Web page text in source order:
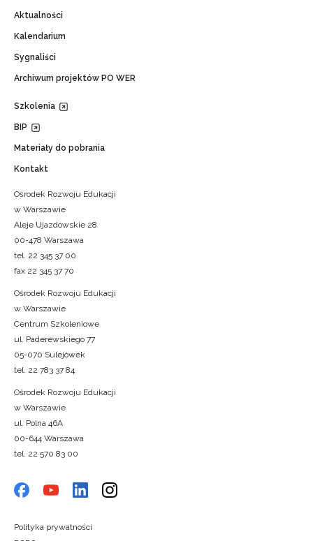
Aktualności
Kalendarium
Sygnaliści
Archiwum projektów PO WER
Szkolenia
BIP
Materiały do pobrania
Kontakt
Ośrodek Rozwoju Edukacji
w Warszawie
Aleje Ujazdowskie 28
00-478 Warszawa
tel. 22 345 37 00
fax 22 345 37 70
Ośrodek Rozwoju Edukacji
w Warszawie
Centrum Szkoleniowe
ul. Paderewskiego 77
05-070 Sulejówek
tel. 22 783 37 84
Ośrodek Rozwoju Edukacji
w Warszawie
ul. Polna 46A
00-644 Warszawa
tel. 22 570 83 00
Polityka prywatności